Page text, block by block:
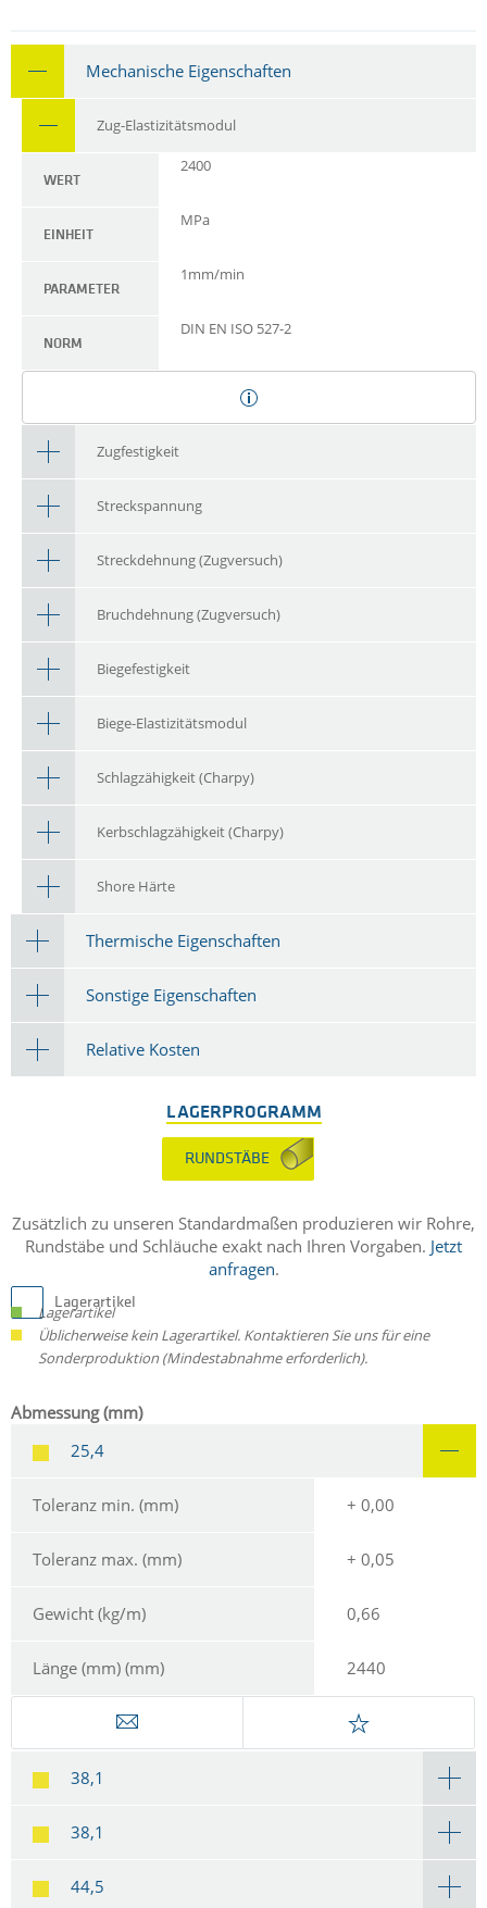
Mechanische Eigenschaften
Zug-Elastizitätsmodul
WERT
2400
EINHEIT
MPa
PARAMETER
1mm/min
NORM
DIN EN ISO 527-2
Zugfestigkeit
Streckspannung
Streckdehnung (Zugversuch)
Bruchdehnung (Zugversuch)
Biegefestigkeit
Biege-Elastizitätsmodul
Schlagzähigkeit (Charpy)
Kerbschlagzähigkeit (Charpy)
Shore Härte
Thermische Eigenschaften
Sonstige Eigenschaften
Relative Kosten
LAGERPROGRAMM
RUNDSTÄBE
Zusätzlich zu unseren Standardmaßen produzieren wir Rohre,
Rundstäbe und Schläuche exakt nach Ihren Vorgaben. Jetzt
anfragen.
Lagerartikel
Lagerartikel
Üblicherweise kein Lagerartikel. Kontaktieren Sie uns für eine
Sonderproduktion (Mindestabnahme erforderlich).
Abmessung (mm)
25,4
Toleranz min. (mm) + 0,00
Toleranz max. (mm) + 0,05
Gewicht (kg/m) 0,66
Länge (mm) (mm) 2440
38,1
38,1
44,5